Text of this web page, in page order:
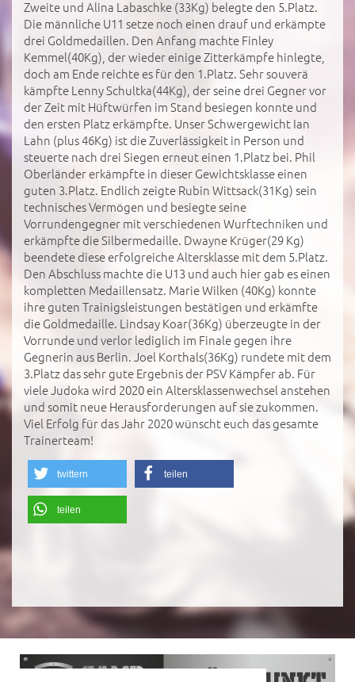
Zweite und Alina Labaschke (33Kg) belegte den 5.Platz.
Die männliche U11 setze noch einen drauf und erkämpte
drei Goldmedaillen. Den Anfang machte Finley
Kemmel(40Kg), der wieder einige Zitterkämpfe hinlegte,
doch am Ende reichte es für den 1.Platz. Sehr souverä
kämpfte Lenny Schultka(44Kg), der seine drei Gegner vor
der Zeit mit Hüftwürfen im Stand besiegen konnte und
den ersten Platz erkämpfte. Unser Schwergewicht Ian
Lahn (plus 46Kg) ist die Zuverlässigkeit in Person und
steuerte nach drei Siegen erneut einen 1.Platz bei. Phil
Oberländer erkämpfte in dieser Gewichtsklasse einen
guten 3.Platz. Endlich zeigte Rubin Wittsack(31Kg) sein
technisches Vermögen und besiegte seine
Vorrundengegner mit verschiedenen Wurftechniken und
erkämpfte die Silbermedaille. Dwayne Krüger(29 Kg)
beendete diese erfolgreiche Altersklasse mit dem 5.Platz.
Den Abschluss machte die U13 und auch hier gab es einen
kompletten Medaillensatz. Marie Wilken (40Kg) konnte
ihre guten Trainigsleistungen bestätigen und erkämfte
die Goldmedaille. Lindsay Koar(36Kg) überzeugte in der
Vorrunde und verlor lediglich im Finale gegen ihre
Gegnerin aus Berlin. Joel Korthals(36Kg) rundete mit dem
3.Platz das sehr gute Ergebnis der PSV Kämpfer ab. Für
viele Judoka wird 2020 ein Altersklassenwechsel anstehen
und somit neue Herausforderungen auf sie zukommen.
Viel Erfolg für das Jahr 2020 wünscht euch das gesamte
Trainerteam!
twittern teilen
teilen